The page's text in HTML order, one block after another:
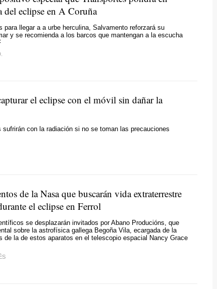
del eclipse en A Coruña
para llegar a a urbe herculina, Salvamento reforzará su
y se recomienda a los barcos que mantengan a la escucha
el eclipse con el móvil sin dañar la
sufrirán con la radiación si no se toman las precauciones
de la Nasa que buscarán vida extraterrestre
el eclipse en Ferrol
se desplazarán invitados por Abano Producións, que
sobre la astrofísica gallega Begoña Vila, ecargada de la
de la de estos aparatos en el telescopio espacial Nancy Grace